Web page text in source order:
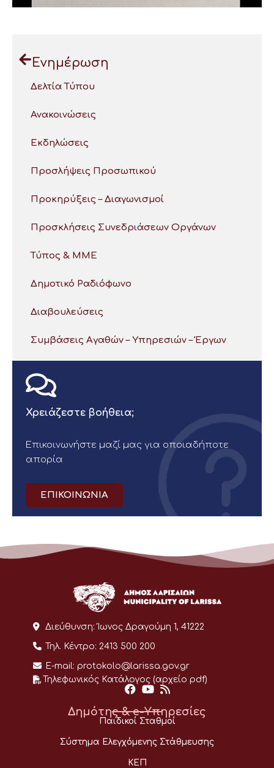
Ενημέρωση
Δελτία Τύπου
Ανακοινώσεις
Εκδηλώσεις
Προσλήψεις Προσωπικού
Προκηρύξεις – Διαγωνισμοί
Προσκλήσεις Συνεδριάσεων Οργάνων
Τύπος & ΜΜΕ
Δημοτικό Ραδιόφωνο
Διαβουλεύσεις
Συμβάσεις Αγαθών – Υπηρεσιών – Έργων
Χρειάζεστε βοήθεια;
Επικοινωνήστε μαζί μας για οποιαδήποτε
απορία
ΕΠΙΚΟΙΝΩΝΙΑ
Διεύθυνση: Ίωνος Δραγούμη 1, 41222
Τηλ. Κέντρο: 2413 500 200
E-mail: protokolo@larissa.gov.gr
Τηλεφωνικός Κατάλογος (αρχείο pdf)
Δημότης & e-Υπηρεσίες
Παιδικοί Σταθμοί
Σύστημα Ελεγχόμενης Στάθμευσης
ΚΕΠ